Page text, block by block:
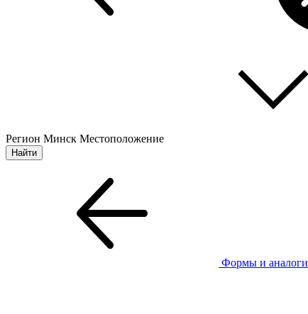
Регион Минск Местоположение
Формы и аналоги